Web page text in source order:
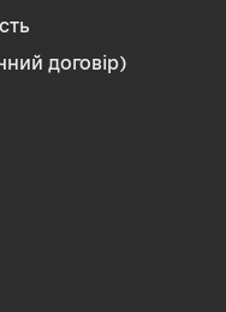
договір)